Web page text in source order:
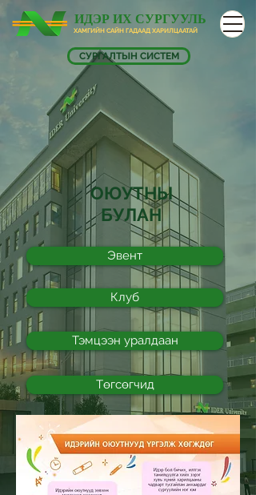
ИДЭР ИХ СУРГУУЛЬ
ХАМГИЙН САЙН ГАДААД ХАРИЛЦААТАЙ
СУРГАЛТЫН СИСТЕМ
ОЮУТНЫ
БУЛАН
Эвент
Клуб
Тэмцээн уралдаан
Төгсөгчид